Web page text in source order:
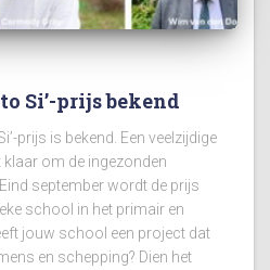
Si’-prijs bekend
prijs is bekend. Een veelzijdige
om de ingezonden
september wordt de prijs
school in het primair en
jouw school een project dat
en schepping? Dien het